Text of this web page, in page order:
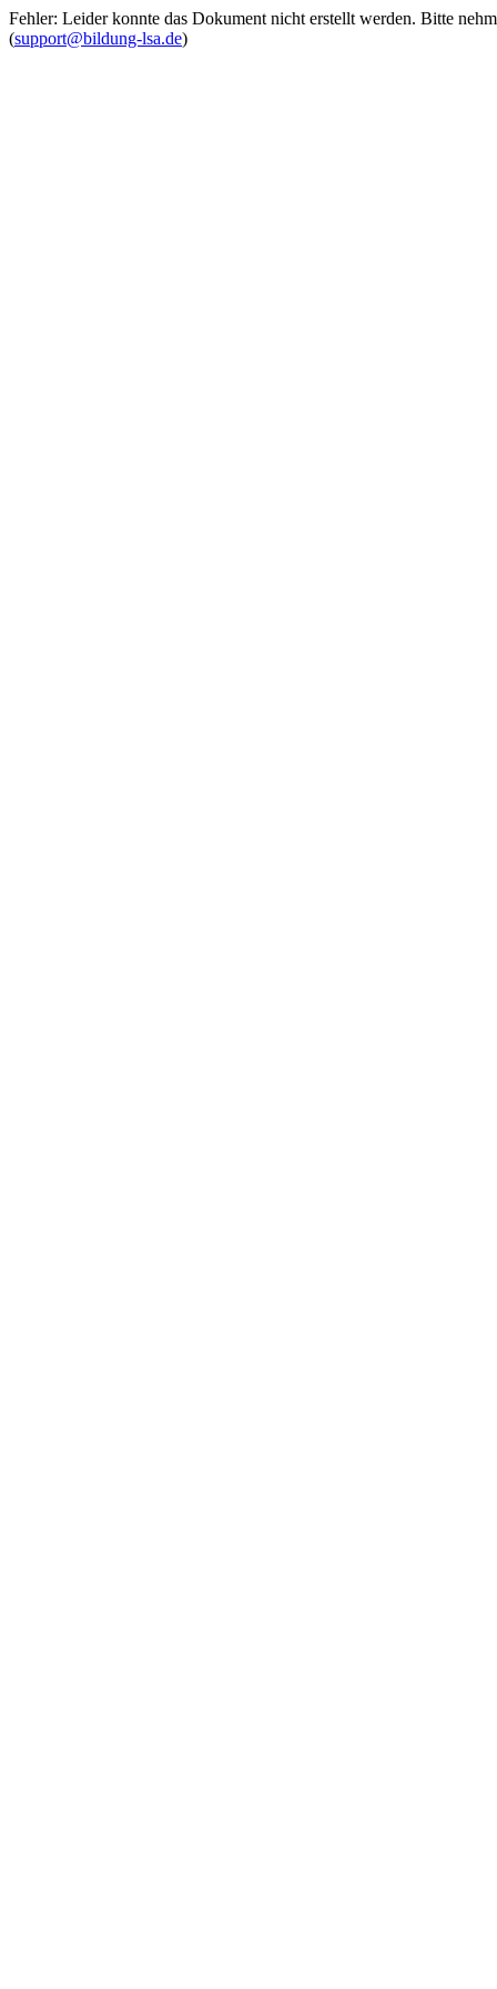
Fehler: Leider konnte das Dokument nicht erstellt werden. Bitte
(support@bildung-lsa.de)